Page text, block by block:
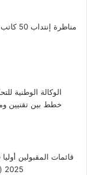
خطط بين تقنيين
قائمات المقبولين
2025 (متصرف، تقني أول، حراسة وتنظيف)